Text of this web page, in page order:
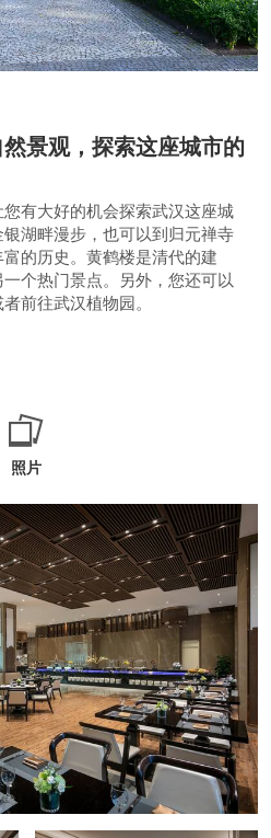
景观，探索这座城市的
有大好的机会探索武汉这座城
湖畔漫步，也可以到归元禅寺
的历史。黄鹤楼是清代的建
个热门景点。另外，您还可以
前往武汉植物园。
照片